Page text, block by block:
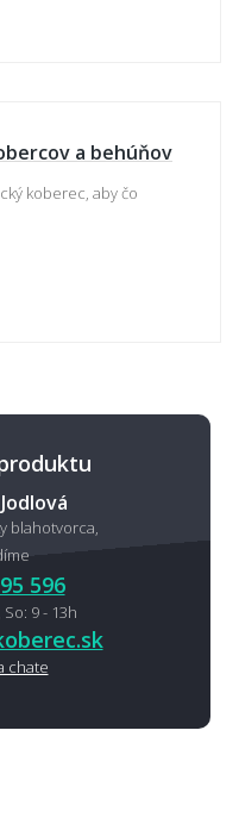
a behúňov
koberec, aby čo
blahotvorca,
596
9 - 13h
chate